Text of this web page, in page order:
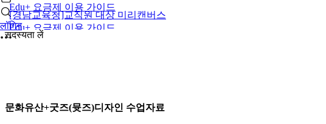
लॉगिन
Edu+ 요금제 이용 가이드
[경남교육청]교직원 대상 미리캔버스
Edu+ 요금제 이용 가이드
सदस्यता लें
문화유산+굿즈(뮷즈)디자인 수업자료